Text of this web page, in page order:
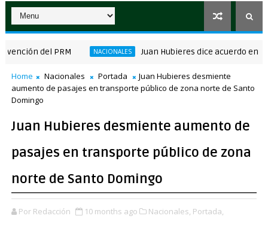
del PRM NACIONALES Juan Hubieres dice acuerdo en
Home Nacionales Portada
Juan Hubieres desmiente
aumento de pasajes en transporte público de zona norte de Santo
Domingo
Juan Hubieres desmiente aumento de
pasajes en transporte público de zona
norte de Santo Domingo
Por Redacción 10 months ago Nacionales, Portada,